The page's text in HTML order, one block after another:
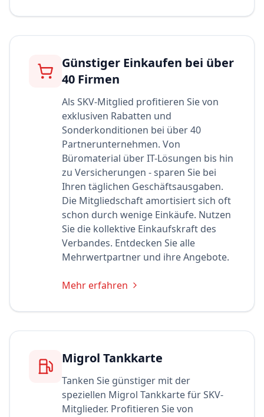
Günstiger Einkaufen bei über
40 Firmen
Als SKV-Mitglied profitieren Sie von
exklusiven Rabatten und
Sonderkonditionen bei über 40
Partnerunternehmen. Von
Büromaterial über IT-Lösungen bis hin
zu Versicherungen - sparen Sie bei
Ihren täglichen Geschäftsausgaben.
Die Mitgliedschaft amortisiert sich oft
schon durch wenige Einkäufe. Nutzen
Sie die kollektive Einkaufskraft des
Verbandes. Entdecken Sie alle
Mehrwertpartner und ihre Angebote.
Mehr erfahren
Migrol Tankkarte
Tanken Sie günstiger mit der
speziellen Migrol Tankkarte für SKV-
Mitglieder. Profitieren Sie von